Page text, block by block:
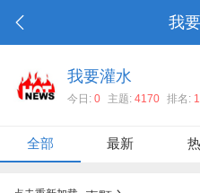
我
我要灌水
今日: 0 主题: 4170 排名:
全部 最新